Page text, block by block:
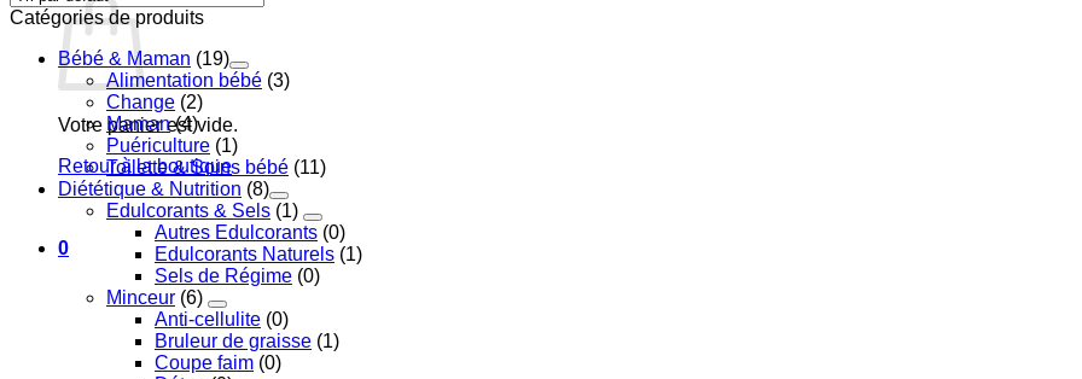
Votre panier est vide.
Retour à la boutique
0
Catégories de produits
Bébé & Maman (19)
Alimentation bébé (3)
Change (2)
Maman (4)
Puériculture (1)
Toilette & Soins bébé (11)
Diététique & Nutrition (8)
Edulcorants & Sels (1)
Autres Edulcorants (0)
Edulcorants Naturels (1)
Sels de Régime (0)
Minceur (6)
Anti-cellulite (0)
Bruleur de graisse (1)
Coupe faim (0)